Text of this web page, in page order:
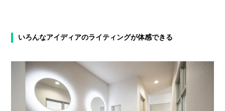
いろんなアイディアのライティングが体感できる